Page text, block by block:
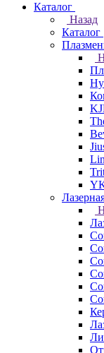
Каталог
Назад
Каталог